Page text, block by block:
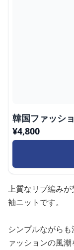
韓国ファッシ
¥4,800
上質なリブ編み
袖ニットです。
シンプルながら
ァッションの風